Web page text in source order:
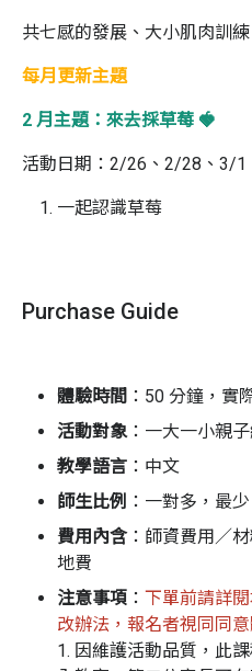
共七感的發展、大小肌肉訓
每月更新主題
2 月主題：來去採草莓 🍓
活動日期：2/26、2/28、3/1
一起認識草莓
草莓轉呀轉
3 月主題：森林動物冒險 🌳
活動日期：3/15、3/16
嘟嘟嘟嘟，出發囉！
森林動物知多少
勇闖森林隧道Ｘ森林探險
熱帶雨林的小世界
森林動物沼澤：非牛頓
Purchase Guide
體驗時間 ：50 分鐘，實
活動對象：一大一小親子
教學語言 ：中文
師生比例 ：一對多，最
費用內含：師資費用／
地費
注意事項 ： 下單前請詳
改辦法，報名者視同同
1. 因維護活動品質，此